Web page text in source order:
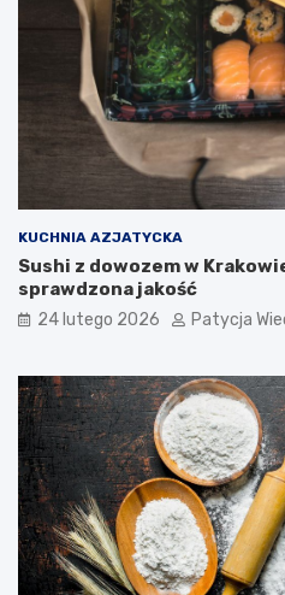
KUCHNIA AZJATYCKA
Sushi z dowozem w
sprawdzona jakość
24 lutego 2026 Patycja